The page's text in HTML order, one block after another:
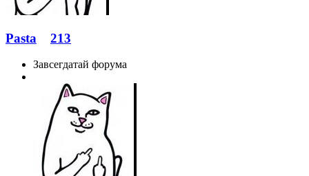
Pasta 213
Завсегдатай форума